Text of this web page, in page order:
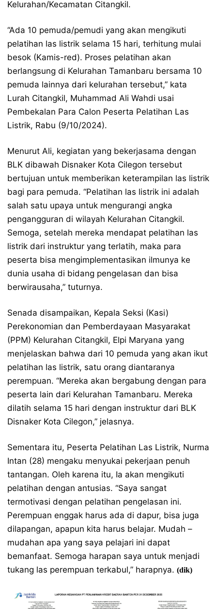
Kelurahan/Kecamatan Citangkil.
“Ada 10 pemuda/pemudi yang akan mengikuti
pelatihan las listrik selama 15 hari, terhitung mulai
besok (Kamis-red). Proses pelatihan akan
berlangsung di Kelurahan Tamanbaru bersama 10
pemuda lainnya dari kelurahan tersebut,” kata
Lurah Citangkil, Muhammad Ali Wahdi usai
Pembekalan Para Calon Peserta Pelatihan Las
Listrik, Rabu (9/10/2024).
Menurut Ali, kegiatan yang bekerjasama dengan
BLK dibawah Disnaker Kota Cilegon tersebut
bertujuan untuk memberikan keterampilan las listrik
bagi para pemuda. “Pelatihan las listrik ini adalah
salah satu upaya untuk mengurangi angka
pengangguran di wilayah Kelurahan Citangkil.
Semoga, setelah mereka mendapat pelatihan las
listrik dari instruktur yang terlatih, maka para
peserta bisa mengimplementasikan ilmunya ke
dunia usaha di bidang pengelasan dan bisa
berwirausaha,” tuturnya.
Senada disampaikan, Kepala Seksi (Kasi)
Perekonomian dan Pemberdayaan Masyarakat
(PPM) Kelurahan Citangkil, Elpi Maryana yang
menjelaskan bahwa dari 10 pemuda yang akan ikut
pelatihan las listrik, satu orang diantaranya
perempuan. “Mereka akan bergabung dengan para
peserta lain dari Kelurahan Tamanbaru. Mereka
dilatih selama 15 hari dengan instruktur dari BLK
Disnaker Kota Cilegon,” jelasnya.
Sementara itu, Peserta Pelatihan Las Listrik, Nurma
Intan (28) mengaku menyukai pekerjaan penuh
tantangan. Oleh karena itu, Ia akan mengikuti
pelatihan dengan antusias. “Saya sangat
termotivasi dengan pelatihan pengelasan ini.
Perempuan enggak harus ada di dapur, bisa juga
dilapangan, apapun kita harus belajar. Mudah –
mudahan apa yang saya pelajari ini dapat
bemanfaat. Semoga harapan saya untuk menjadi
tukang las perempuan terkabul,” harapnya. (dik)